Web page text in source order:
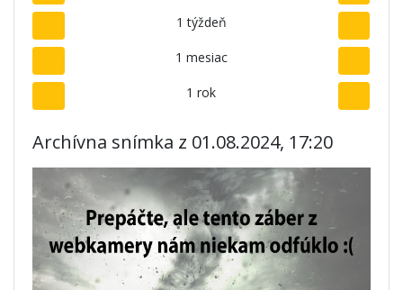
1 týždeň
1 mesiac
1 rok
Archívna snímka z 01.08.2024, 17:20